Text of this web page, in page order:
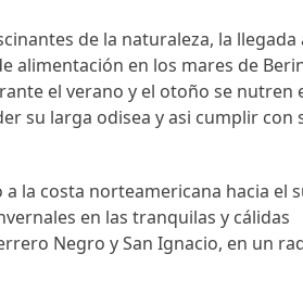
de la naturaleza, la llegada
alimentación en los mares de
el verano y el otoño se nutren
su larga odisea y asi cumplir con
la costa norteamericana hacia el
en las tranquilas y cálidas
Negro y San Ignacio, en un